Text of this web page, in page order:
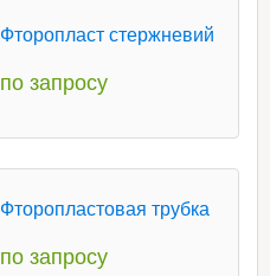
Фторопласт стержневий
по запросу
Фторопластовая трубка
по запросу